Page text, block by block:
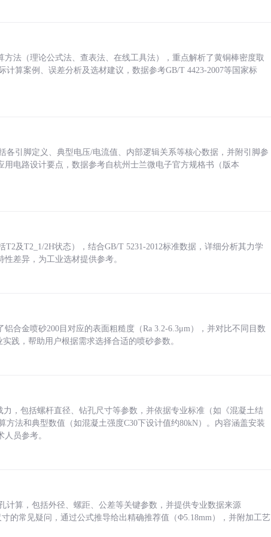
法（理论公式法、查表法、在线工具法），重点解析了黄铜棒密度取
计算案例、误差分析及选材建议，数据参考GB/T 4423-2007等国家标
各引脚定义、典型电压/电流值、内部逻辑关系等核心数据，并附引脚参
电路设计要点，数据参考自杭州士兰微电子官方规格书（版本
及T2_1/2H状态），结合GB/T 5231-2012标准数据，详细分析其力学
差异，为工业选材提供参考。
合金喷砂200目对应的表面粗糙度（Ra 3.2-6.3μm），并对比不同目数
践，帮助用户根据需求选择合适的喷砂参数。
，包括螺杆直径、钻孔尺寸等参数，并依据专业标准（如《混凝土结
方法和典型数值（如混凝土强度C30下设计值约80kN）。内容涵盖安装
员参考。
计算，包括外径、螺距、公差等关键参数，并提供专业数据来源
寸的常见疑问，通过公式推导给出精确推荐值（Φ5.18mm），并附加工艺